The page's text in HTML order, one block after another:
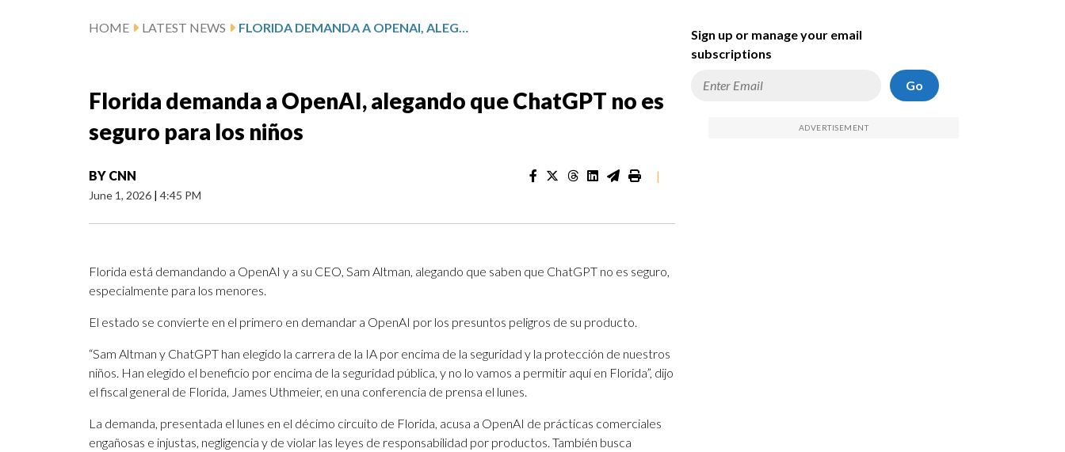
HOME LATEST NEWS FLORIDA DEMANDA A OPENAI, ALEGANDO QUE CHATGPT NO ES SEGURO PARA LOS NIÑOS
Florida demanda a OpenAI, alegando que ChatGPT no es
seguro para los niños
BY CNN
June 1, 2026 | 4:45 PM
|
Florida está demandando a OpenAI y a su CEO, Sam Altman, alegando que saben que ChatGPT no es seguro,
especialmente para los menores.
El estado se convierte en el primero en demandar a OpenAI por los presuntos peligros de su producto.
“Sam Altman y ChatGPT han elegido la carrera de la IA por encima de la seguridad y la protección de nuestros
niños. Han elegido el beneficio por encima de la seguridad pública, y no lo vamos a permitir aquí en Florida”, dijo
el fiscal general de Florida, James Uthmeier, en una conferencia de prensa el lunes.
La demanda, presentada el lunes en el décimo circuito de Florida, acusa a OpenAI de prácticas comerciales
engañosas e injustas, negligencia y de violar las leyes de responsabilidad por productos. También busca
Sign up or manage your email
subscriptions
Go